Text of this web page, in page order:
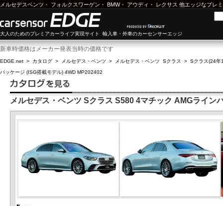
メルセデスベンツ ・ フォルクスワーゲン ・ BMW・ アウディ ・ レクサス 他エッジなプレ
大人のためのプレミアカーライフ実現サイト 輸入車・外車のカーセンサーエッジ
新車時価格はメーカー発表当時の価格です
EDGE.net > カタログ > メルセデス・ベンツ > メルセデス・ベンツ Sクラス > Sクラス(24年
パッケージ (ISG搭載モデル) 4WD MP202402
メルセデス・ベンツ Sクラス S580 4マチック AMGライン